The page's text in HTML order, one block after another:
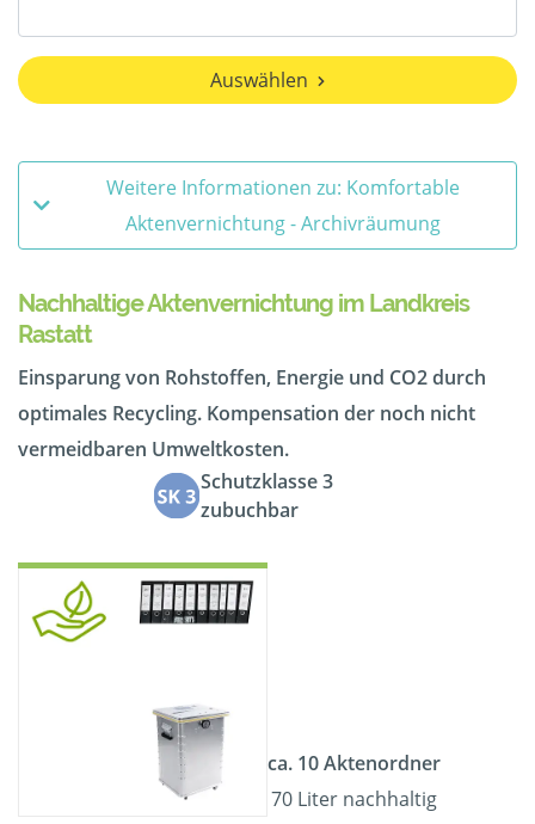
Auswählen
Weitere Informationen zu: Komfortable
Aktenvernichtung - Archivräumung
Nachhaltige Aktenvernichtung im Landkreis
Rastatt
Einsparung von Rohstoffen, Energie und CO2 durch
optimales Recycling. Kompensation der noch nicht
vermeidbaren Umweltkosten.
Schutzklasse 3
zubuchbar
ca. 10 Aktenordner
70 Liter nachhaltig